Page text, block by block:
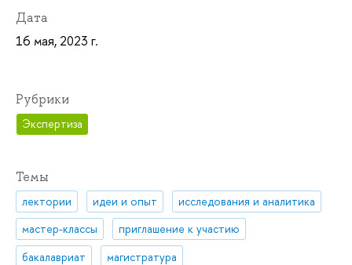
Дата
16 мая, 2023 г.
Рубрики
Экспертиза
Темы
лектории идеи и опыт
исследования и аналитика
мастер-классы
приглашение к участию
бакалавриат
магистратура